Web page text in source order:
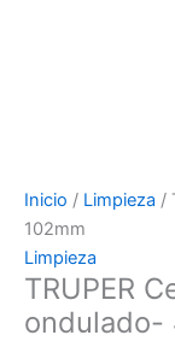
Inicio / Limpieza /
102mm
Limpieza
TRUPER
ondulado-